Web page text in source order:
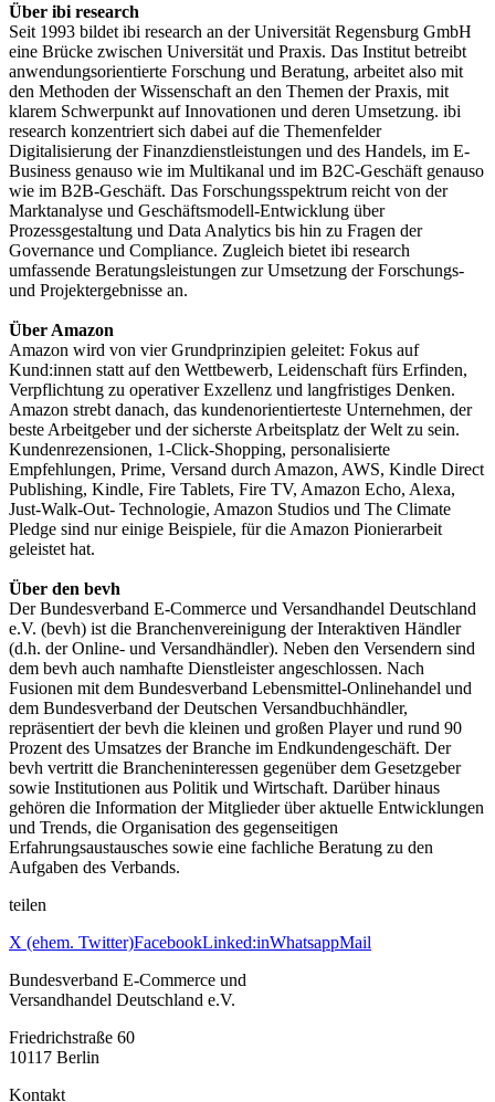
Über ibi research
Seit 1993 bildet ibi research an der Universität Regensburg GmbH
eine Brücke zwischen Universität und Praxis. Das Institut betreibt
anwendungsorientierte Forschung und Beratung, arbeitet also mit
den Methoden der Wissenschaft an den Themen der Praxis, mit
klarem Schwerpunkt auf Innovationen und deren Umsetzung. ibi
research konzentriert sich dabei auf die Themenfelder
Digitalisierung der Finanzdienstleistungen und des Handels, im E-
Business genauso wie im Multikanal und im B2C-Geschäft genauso
wie im B2B-Geschäft. Das Forschungsspektrum reicht von der
Marktanalyse und Geschäftsmodell-Entwicklung über
Prozessgestaltung und Data Analytics bis hin zu Fragen der
Governance und Compliance. Zugleich bietet ibi research
umfassende Beratungsleistungen zur Umsetzung der Forschungs-
und Projektergebnisse an.
Über Amazon
Amazon wird von vier Grundprinzipien geleitet: Fokus auf
Kund:innen statt auf den Wettbewerb, Leidenschaft fürs Erfinden,
Verpflichtung zu operativer Exzellenz und langfristiges Denken.
Amazon strebt danach, das kundenorientierteste Unternehmen, der
beste Arbeitgeber und der sicherste Arbeitsplatz der Welt zu sein.
Kundenrezensionen, 1-Click-Shopping, personalisierte
Empfehlungen, Prime, Versand durch Amazon, AWS, Kindle Direct
Publishing, Kindle, Fire Tablets, Fire TV, Amazon Echo, Alexa,
Just-Walk-Out- Technologie, Amazon Studios und The Climate
Pledge sind nur einige Beispiele, für die Amazon Pionierarbeit
geleistet hat.
Über den bevh
Der Bundesverband E-Commerce und Versandhandel Deutschland
e.V. (bevh) ist die Branchenvereinigung der Interaktiven Händler
(d.h. der Online- und Versandhändler). Neben den Versendern sind
dem bevh auch namhafte Dienstleister angeschlossen. Nach
Fusionen mit dem Bundesverband Lebensmittel-Onlinehandel und
dem Bundesverband der Deutschen Versandbuchhändler,
repräsentiert der bevh die kleinen und großen Player und rund 90
Prozent des Umsatzes der Branche im Endkundengeschäft. Der
bevh vertritt die Brancheninteressen gegenüber dem Gesetzgeber
sowie Institutionen aus Politik und Wirtschaft. Darüber hinaus
gehören die Information der Mitglieder über aktuelle Entwicklungen
und Trends, die Organisation des gegenseitigen
Erfahrungsaustausches sowie eine fachliche Beratung zu den
Aufgaben des Verbands.
teilen
X (ehem. Twitter)FacebookLinked:inWhatsappMail
Bundesverband E-Commerce und
Versandhandel Deutschland e.V.
Friedrichstraße 60
10117 Berlin
Kontakt